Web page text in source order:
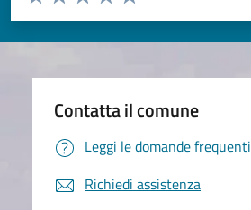
Valuta 5 stelle su 5
Valuta 4 stelle su 5
Valuta 3 stelle su 5
Valuta 2 stelle su 5
Valuta 1 stelle su 5
Contatta il comune
Leggi le domande frequenti
Richiedi assistenza